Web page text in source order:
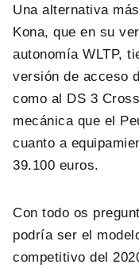
Una alternativa
Kona, que en su
autonomía WLTP,
versión de acceso
como al DS 3
mecánica que el
cuanto a
39.100 euros.
Con todo os
podría ser el
competitivo del